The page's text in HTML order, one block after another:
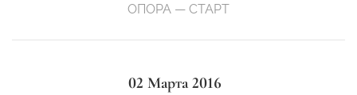
ОПОРА — СТАРТ
02 Марта 2016